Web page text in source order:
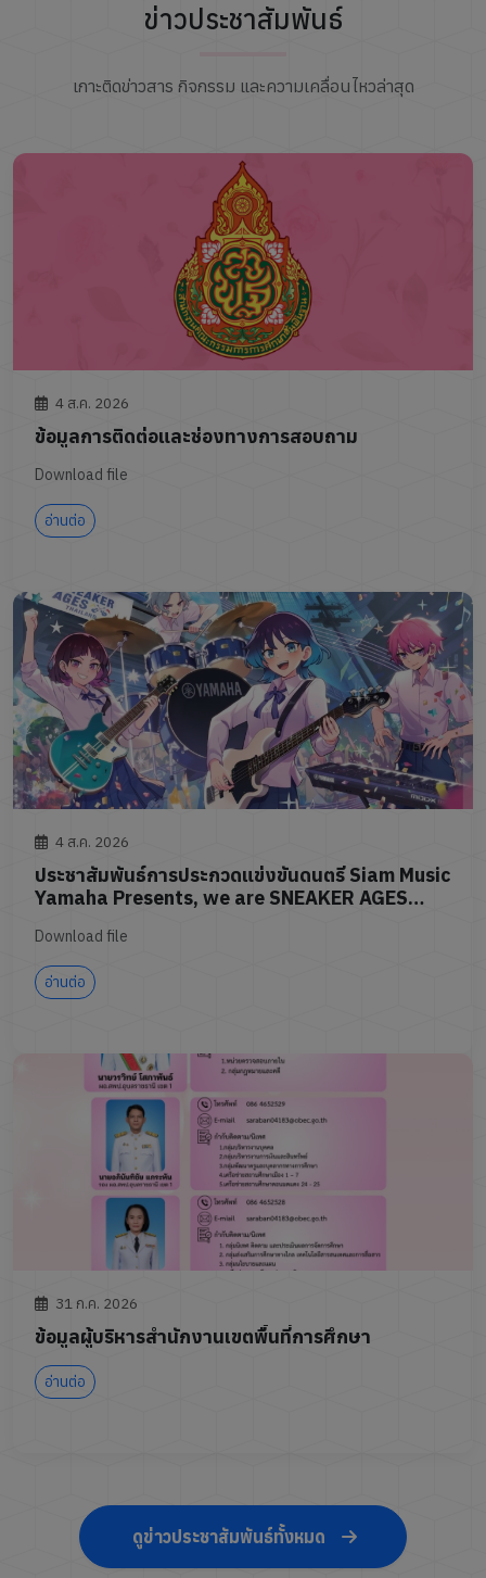
ข่าวประชาสัมพันธ์
เกาะติดข่าวสาร กิจกรรม และความเคลื่อนไหวล่าสุด
4 ส.ค. 2026
ข้อมูลการติดต่อและช่องทางการสอบถาม
Download file
อ่านต่อ
4 ส.ค. 2026
ประชาสัมพันธ์การประกวดแข่งขันดนตรี Siam Music
Yamaha Presents, we are SNEAKER AGES
Download file
อ่านต่อ
31 ก.ค. 2026
ข้อมูลผู้บริหารสำนักงานเขตพื้นที่การศึกษา
อ่านต่อ
ดูข่าวประชาสัมพันธ์ทั้งหมด